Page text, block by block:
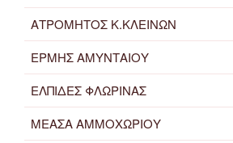
ΑΤΡΟΜΗΤΟΣ Κ.ΚΛΕΙΝΩΝ
ΕΡΜΗΣ ΑΜΥΝΤΑΙΟΥ
ΕΛΠΙΔΕΣ ΦΛΩΡΙΝΑΣ
ΜΕΑΣΑ ΑΜΜΟΧΩΡΙΟΥ